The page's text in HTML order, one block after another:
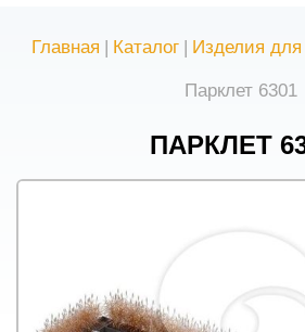
Главная | Каталог | Изделия
Парклет 6301
ПАРКЛЕТ